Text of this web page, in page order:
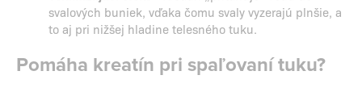
svalových buniek, vďaka čomu svaly vyzerajú plnšie, a
to aj pri nižšej hladine telesného tuku.
Pomáha kreatín pri spaľovaní tuku?